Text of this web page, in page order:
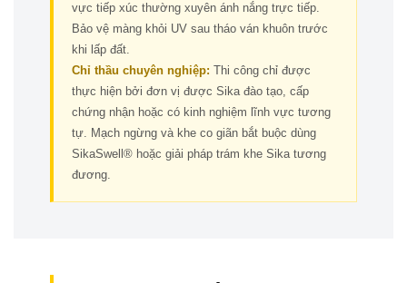
vực tiếp xúc thường xuyên ánh nắng trực tiếp.
Bảo vệ màng khỏi UV sau tháo ván khuôn trước
khi lấp đất.
Chỉ thầu chuyên nghiệp: Thi công chỉ được
thực hiện bởi đơn vị được Sika đào tạo, cấp
chứng nhận hoặc có kinh nghiệm lĩnh vực tương
tự. Mạch ngừng và khe co giãn bắt buộc dùng
SikaSwell® hoặc giải pháp trám khe Sika tương
đương.